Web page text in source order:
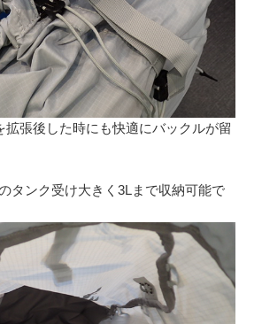
拡張後した時にも快適にバックルが留
タンク受け大きく3Lまで収納可能で